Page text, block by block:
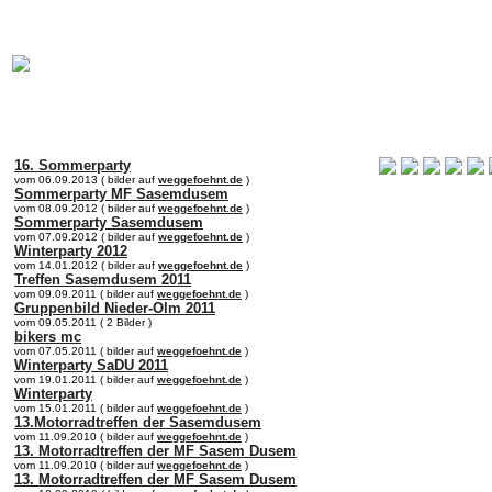
16. Sommerparty
vom 06.09.2013 ( bilder auf weggefoehnt.de )
Sommerparty MF Sasemdusem
vom 08.09.2012 ( bilder auf weggefoehnt.de )
Sommerparty Sasemdusem
vom 07.09.2012 ( bilder auf weggefoehnt.de )
Winterparty 2012
vom 14.01.2012 ( bilder auf weggefoehnt.de )
Treffen Sasemdusem 2011
vom 09.09.2011 ( bilder auf weggefoehnt.de )
Gruppenbild Nieder-Olm 2011
vom 09.05.2011 ( 2 Bilder )
bikers mc
vom 07.05.2011 ( bilder auf weggefoehnt.de )
Winterparty SaDU 2011
vom 19.01.2011 ( bilder auf weggefoehnt.de )
Winterparty
vom 15.01.2011 ( bilder auf weggefoehnt.de )
13.Motorradtreffen der Sasemdusem
vom 11.09.2010 ( bilder auf weggefoehnt.de )
13. Motorradtreffen der MF Sasem Dusem
vom 11.09.2010 ( bilder auf weggefoehnt.de )
13. Motorradtreffen der MF Sasem Dusem